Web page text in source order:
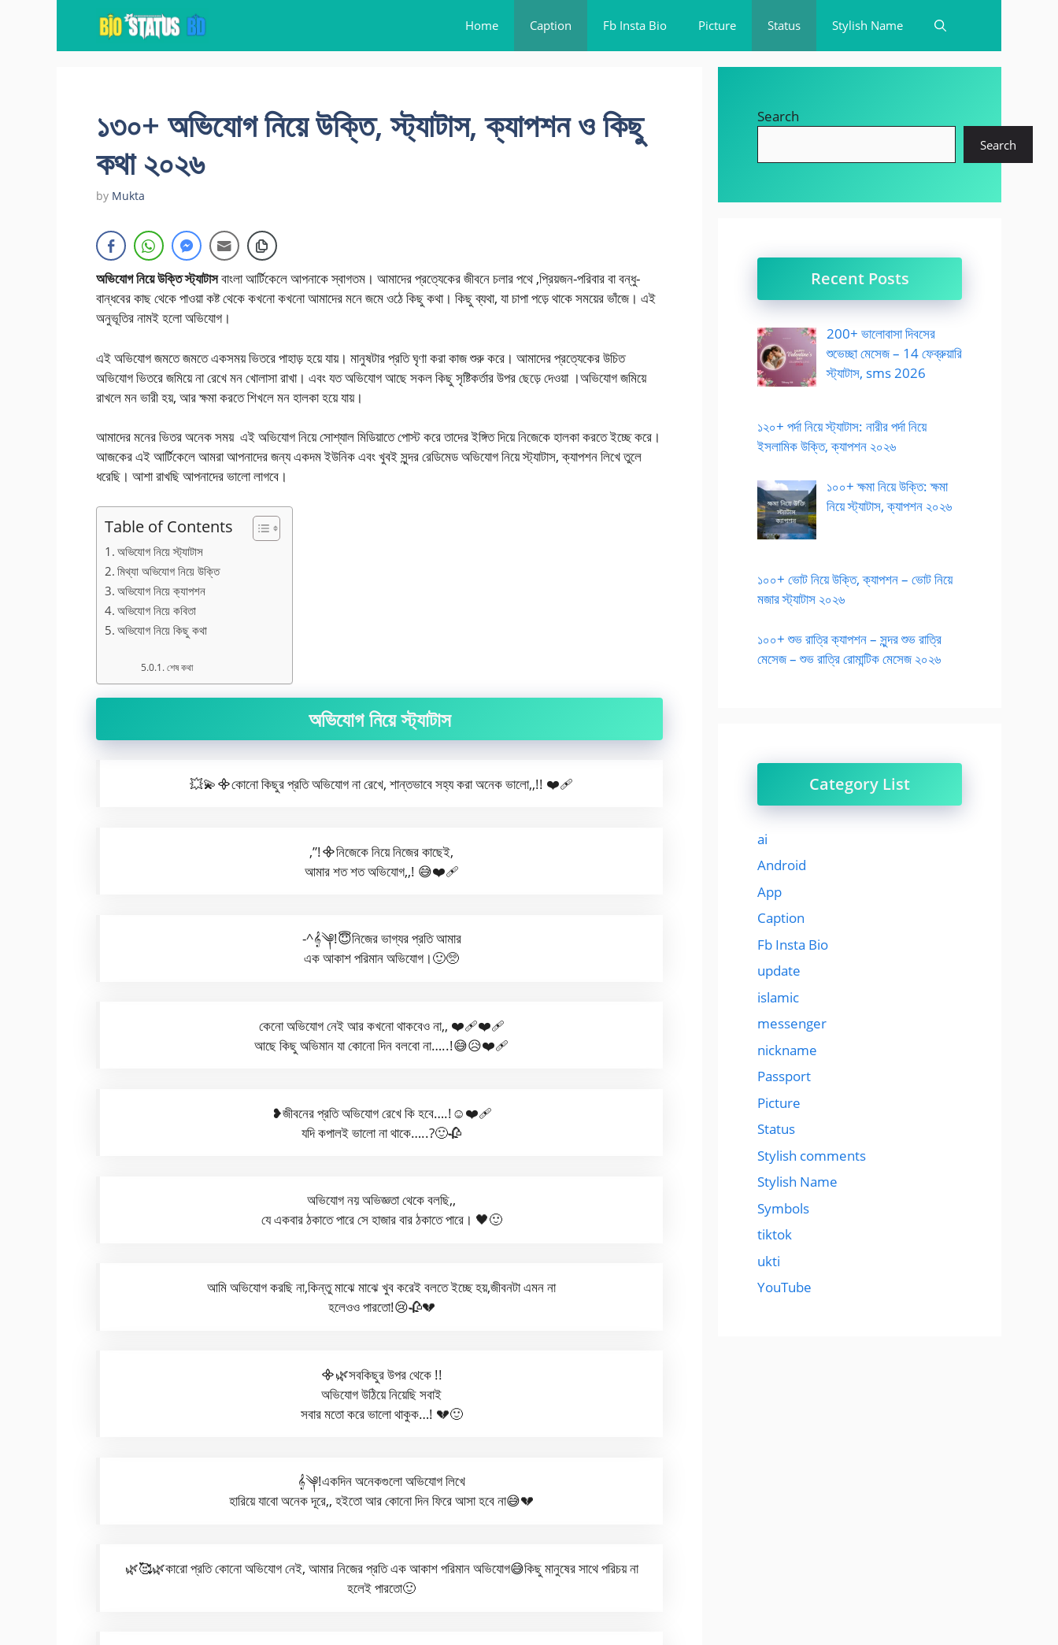
Home Caption Fb Insta Bio Picture Status Stylish Name
১৩০+ অভিযোগ নিয়ে উক্তি, স্ট্যাটাস, ক্যাপশন ও কিছু
কথা ২০২৬
by Mukta
অভিযোগ নিয়ে উক্তি স্ট্যাটাসবাংলা আর্টিকেলে আপনাকে স্বাগতম। আমাদের প্রত্যেকের জীবনে চলার পথে ,প্রিয়জন-পরিবার বা বন্ধু-
বান্ধবের কাছ থেকে পাওয়া কষ্ট থেকে কখনো কখনো আমাদের মনে জমে ওঠে কিছু কথা। কিছু ব্যথা, যা চাপা পড়ে থাকে সময়ের ভাঁজে। এই
অনুভূতির নামই হলো অভিযোগ।
এই অভিযোগ জমতে জমতে একসময় ভিতরে পাহাড় হয়ে যায়। মানুষটার প্রতি ঘৃণা করা কাজ শুরু করে। আমাদের প্রত্যেকের উচিত
অভিযোগ ভিতরে জমিয়ে না রেখে মন খোলাসা রাখা। এবং যত অভিযোগ আছে সকল কিছু সৃষ্টিকর্তার উপর ছেড়ে দেওয়া ।অভিযোগ জমিয়ে
রাখলে মন ভারী হয়, আর ক্ষমা করতে শিখলে মন হালকা হয়ে যায়।
আমাদের মনের ভিতর অনেক সময় ‌ এই অভিযোগ নিয়ে সোশ্যাল মিডিয়াতে পোস্ট করে তাদের ইঙ্গিত দিয়ে নিজেকে হালকা করতে ইচ্ছে করে।
আজকের এই আর্টিকেলে আমরা আপনাদের জন্য একদম ইউনিক এবং খুবই সুন্দর রেডিমেড অভিযোগ নিয়ে স্ট্যাটাস, ক্যাপশন লিখে তুলে
ধরেছি। আশা রাখছি আপনাদের ভালো লাগবে।
Table of Contents
অভিযোগ নিয়ে স্ট্যাটাস
মিথ্যা অভিযোগ নিয়ে উক্তি
অভিযোগ নিয়ে ক্যাপশন
অভিযোগ নিয়ে কবিতা
অভিযোগ নিয়ে কিছু কথা
শেষ কথা
অভিযোগ নিয়ে স্ট্যাটাস
💥💫᯽কোনো কিছুর প্রতি অভিযোগ না রেখে, শান্তভাবে সহ্য করা অনেক ভালো,,!! ❤️‍🩹
,”!᯽নিজেকে নিয়ে নিজের কাছেই,
আমার শত শত অভিযোগ,,! 😅❤️‍🩹
-^𝄞༆!😇নিজের ভাগ্যর প্রতি আমার
এক আকাশ পরিমান অভিযোগ।🙂🥺
কেনো অভিযোগ নেই আর কখনো থাকবেও না,, ❤️‍🩹❤️‍🩹
আছে কিছু অভিমান যা কোনো দিন বলবো না…..!😅😥❤️‍🩹
❥︎জীবনের প্রতি অভিযোগ রেখে কি হবে….!☺️❤️‍🩹
যদি কপালই ভালো না থাকে…..?🙂🥀
অভিযোগ নয় অভিজ্ঞতা থেকে বলছি,,
যে একবার ঠকাতে পারে সে হাজার বার ঠকাতে পারে। 🖤🙂
আমি অভিযোগ করছি না,কিন্তু মাঝে মাঝে খুব করেই বলতে ইচ্ছে হয়,জীবনটা এমন না
হলেওও পারতো!😢🥀💔
᯽🌿সবকিছুর উপর থেকে !!
অভিযোগ উঠিয়ে নিয়েছি সবাই
সবার মতো করে ভালো থাকুক…! 💔🙂
𝄞༆!একদিন অনেকগুলো অভিযোগ লিখে
হারিয়ে যাবো অনেক দূরে,, হইতো আর কোনো দিন ফিরে আসা হবে না😅💔
🌿🥰🌿কারো প্রতি কোনো অভিযোগ নেই, আমার নিজের প্রতি এক আকাশ পরিমান অভিযোগ😅কিছু মানুষের সাথে পরিচয় না
হলেই পারতো🙂
Search
Search
Recent Posts
200+ ভালোবাসা দিবসের
শুভেচ্ছা মেসেজ – 14 ফেব্রুয়ারি
স্ট্যাটাস, sms 2026
১২০+ পর্দা নিয়ে স্ট্যাটাস: নারীর পর্দা নিয়ে
ইসলামিক উক্তি, ক্যাপশন ২০২৬
১০০+ ক্ষমা নিয়ে উক্তি: ক্ষমা
নিয়ে স্ট্যাটাস, ক্যাপশন ২০২৬
১০০+ ভোট নিয়ে উক্তি, ক্যাপশন – ভোট নিয়ে
মজার স্ট্যাটাস ২০২৬
১০০+ শুভ রাত্রি ক্যাপশন – সুন্দর শুভ রাত্রি
মেসেজ – শুভ রাত্রি রোমান্টিক মেসেজ ২০২৬
Category List
ai
Android
App
Caption
Fb Insta Bio
update
islamic
messenger
nickname
Passport
Picture
Status
Stylish comments
Stylish Name
Symbols
tiktok
ukti
YouTube